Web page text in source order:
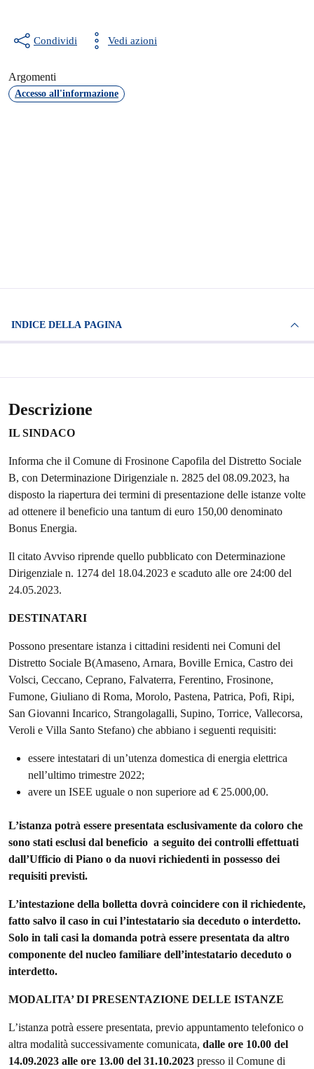
Condividi Vedi azioni
Argomenti
Accesso all'informazione
INDICE DELLA PAGINA
Descrizione
IL SINDACO
Informa che il Comune di Frosinone Capofila del Distretto Sociale
B, con Determinazione Dirigenziale n. 2825 del 08.09.2023, ha
disposto la riapertura dei termini di presentazione delle istanze volte
ad ottenere il beneficio una tantum di euro 150,00 denominato
Bonus Energia.
Il citato Avviso riprende quello pubblicato con Determinazione
Dirigenziale n. 1274 del 18.04.2023 e scaduto alle ore 24:00 del
24.05.2023.
DESTINATARI
Possono presentare istanza i cittadini residenti nei Comuni del
Distretto Sociale B(Amaseno, Arnara, Boville Ernica, Castro dei
Volsci, Ceccano, Ceprano, Falvaterra, Ferentino, Frosinone,
Fumone, Giuliano di Roma, Morolo, Pastena, Patrica, Pofi, Ripi,
San Giovanni Incarico, Strangolagalli, Supino, Torrice, Vallecorsa,
Veroli e Villa Santo Stefano) che abbiano i seguenti requisiti:
essere intestatari di un’utenza domestica di energia elettrica
nell’ultimo trimestre 2022;
avere un ISEE uguale o non superiore ad € 25.000,00.
L’istanza potrà essere presentata esclusivamente da coloro che
sono stati esclusi dal beneficio a seguito dei controlli effettuati
dall’Ufficio di Piano o da nuovi richiedenti in possesso dei
requisiti previsti.
L’intestazione della bolletta dovrà coincidere con il richiedente,
fatto salvo il caso in cui l’intestatario sia deceduto o interdetto.
Solo in tali casi la domanda potrà essere presentata da altro
componente del nucleo familiare dell’intestatario deceduto o
interdetto.
MODALITA’ DI PRESENTAZIONE DELLE ISTANZE
L’istanza potrà essere presentata, previo appuntamento telefonico o
altra modalità successivamente comunicata, dalle ore 10.00 del
14.09.2023 alle ore 13.00 del 31.10.2023 presso il Comune di